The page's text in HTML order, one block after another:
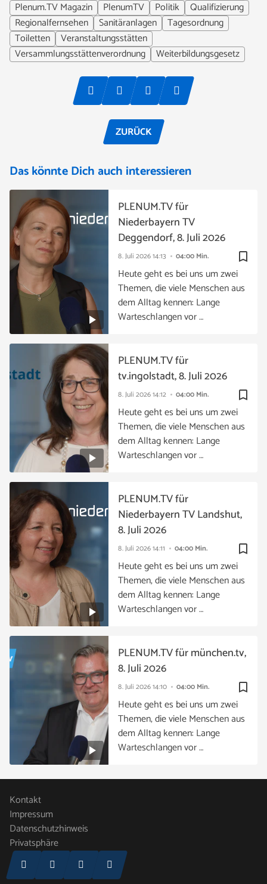
Plenum.TV Magazin
PlenumTV Politik
Qualifizierung
Regionalfernsehen
Sanitäranlagen
Tagesordnung
Toiletten
Veranstaltungsstätten
Versammlungsstättenverordnung
Weiterbildungsgesetz
ZURÜCK
Das könnte Dich auch interessieren
bookmark_border
8. Juli 202614:13 04:00 Min.
PLENUM.TV für
Niederbayern TV
Deggendorf, 8. Juli 2026
Heute geht es bei uns um zwei
Themen, die viele Menschen aus
dem Alltag kennen: Lange
Warteschlangen vor …
bookmark_border
8. Juli 202614:12 04:00 Min.
PLENUM.TV für
tv.ingolstadt, 8. Juli 2026
Heute geht es bei uns um zwei
Themen, die viele Menschen aus
dem Alltag kennen: Lange
Warteschlangen vor …
bookmark_border
8. Juli 202614:11 04:00 Min.
PLENUM.TV für
Niederbayern TV Landshut,
8. Juli 2026
Heute geht es bei uns um zwei
Themen, die viele Menschen aus
dem Alltag kennen: Lange
Warteschlangen vor …
bookmark_border
8. Juli 202614:10 04:00 Min.
PLENUM.TV für münchen.tv,
8. Juli 2026
Heute geht es bei uns um zwei
Themen, die viele Menschen aus
dem Alltag kennen: Lange
Warteschlangen vor …
Kontakt
Impressum
Datenschutzhinweis
Privatsphäre